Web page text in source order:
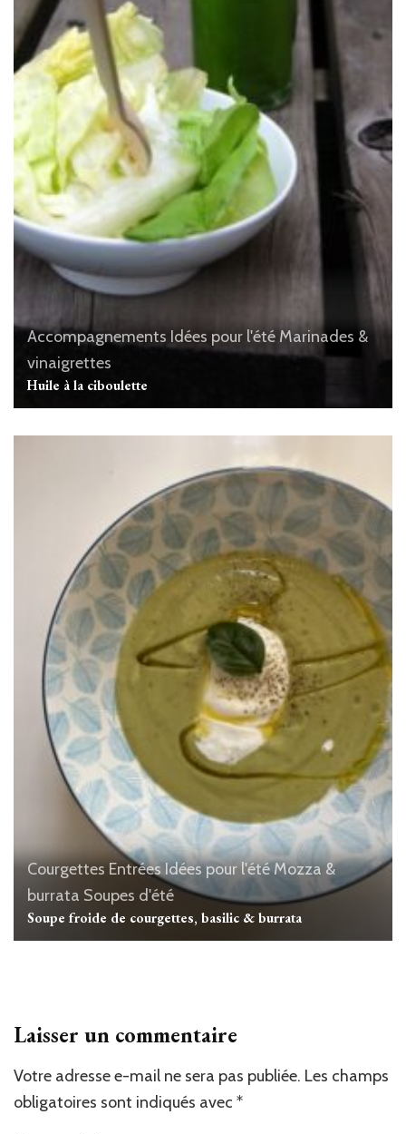
Accompagnements Idées pour l'été Marinades &
vinaigrettes
Huile à la ciboulette
Courgettes Entrées Idées pour l'étéMozza &
burrata Soupes d'été
Soupe froide de courgettes, basilic & burrata
Laisser un commentaire
Votre adresse e-mail ne sera pas publiée. Les champs
obligatoires sont indiqués avec *